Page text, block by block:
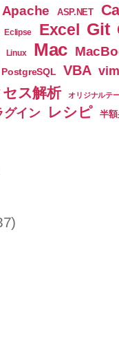
Apache ASP.NET
Eclipse Excel Git
Linux Mac
PostgreSQL VBA vim
ス解析 オリジナルテ
グイン レシピ 半